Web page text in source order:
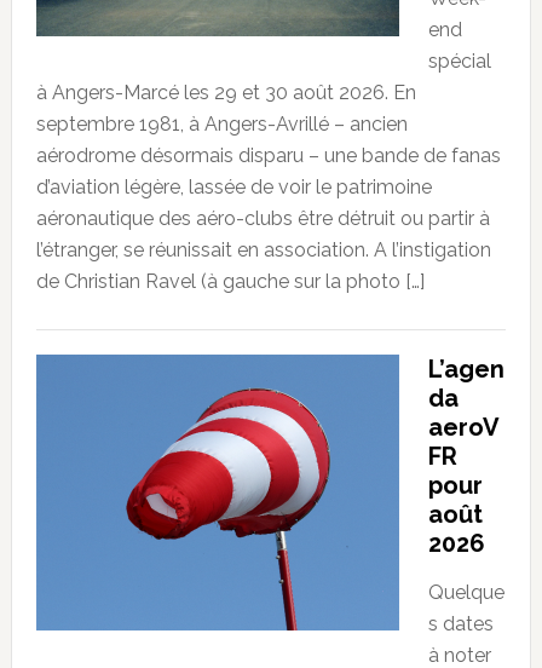
end
spécial
à Angers-Marcé les 29 et 30 août 2026. En
septembre 1981, à Angers-Avrillé – ancien
aérodrome désormais disparu – une bande de fanas
d’aviation légère, lassée de voir le patrimoine
aéronautique des aéro-clubs être détruit ou partir à
l’étranger, se réunissait en association. A l’instigation
de Christian Ravel (à gauche sur la photo […]
L’agen
da
aeroV
FR
pour
août
2026
Quelque
s dates
à noter